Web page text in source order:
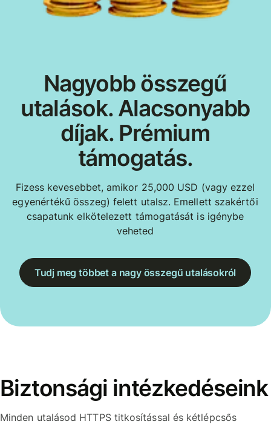
Nagyobb összegű
utalások. Alacsonyabb
díjak. Prémium
támogatás.
Fizess kevesebbet, amikor 25,000 USD (vagy ezzel
egyenértékű összeg) felett utalsz. Emellett szakértői
csapatunk elkötelezett támogatását is igénybe
veheted
Tudj meg többet a nagy összegű utalásokról
Biztonsági intézkedéseink
Minden utalásod HTTPS titkosítással és kétlépcsős